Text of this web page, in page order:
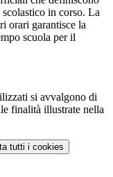
in corso. La
orari garantisce la
scuola per il
si avvalgono di
finalità illustrate nella
tutti i cookies